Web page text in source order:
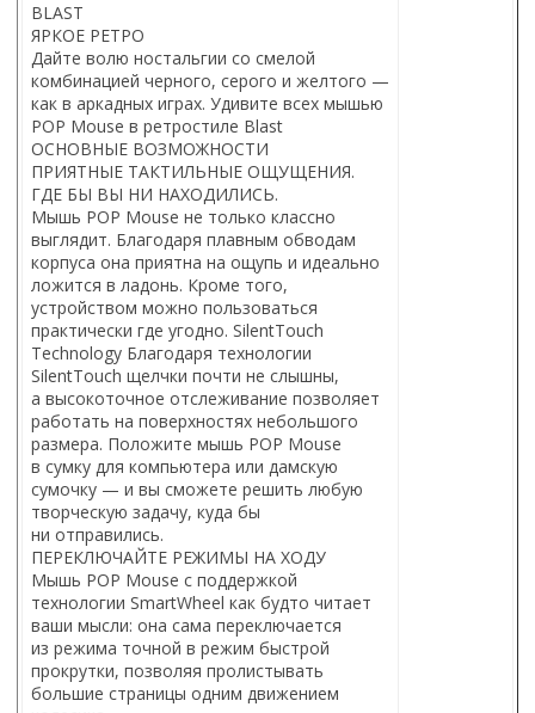
BLAST
ЯРКОЕ РЕТРО
Дайте волю ностальгии со смелой
комбинацией черного, серого и желтого —
как в аркадных играх. Удивите всех мышью
POP Mouse в ретростиле Blast
ОСНОВНЫЕ ВОЗМОЖНОСТИ
ПРИЯТНЫЕ ТАКТИЛЬНЫЕ ОЩУЩЕНИЯ.
ГДЕ БЫ ВЫ НИ НАХОДИЛИСЬ.
Мышь POP Mouse не только классно
выглядит. Благодаря плавным обводам
корпуса она приятна на ощупь и идеально
ложится в ладонь. Кроме того,
устройством можно пользоваться
практически где угодно. SilentTouch
Technology Благодаря технологии
SilentTouch щелчки почти не слышны,
а высокоточное отслеживание позволяет
работать на поверхностях небольшого
размера. Положите мышь POP Mouse
в сумку для компьютера или дамскую
сумочку — и вы сможете решить любую
творческую задачу, куда бы
ни отправились.
ПЕРЕКЛЮЧАЙТЕ РЕЖИМЫ НА ХОДУ
Мышь POP Mouse с поддержкой
технологии SmartWheel как будто читает
ваши мысли: она сама переключается
из режима точной в режим быстрой
прокрутки, позволяя пролистывать
большие страницы одним движением